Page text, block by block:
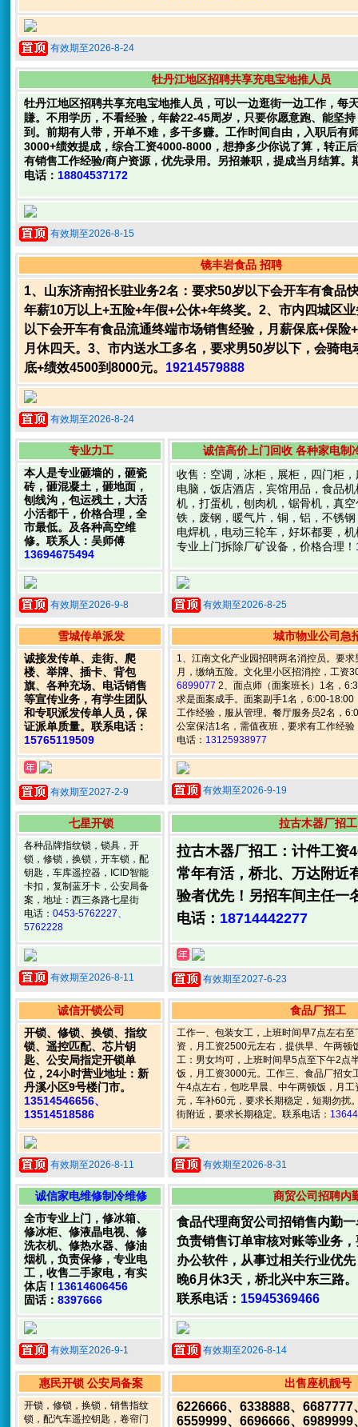
有效期至2026-8-24
牡丹江地区招聘共享充电宝地推人员
牡丹江地区招聘共享充电宝地推人员，可以一边逛街一边工作，每
賺。不用学历，不看经验，年龄22-45周岁，只要你愿意跑、能坚
到。前期有人带，开单不难，多干多赚。工作时间自由，入职后有
3000+绩效提成，综合工资4000-8000，想挣多少你说了算，转正
有销售工作经验/商户资源，优先录用。另招兼职，提成当月结算。
电话： 18804537172
有效期至2026-8-15
镜丰岩食品 招聘
1、山东济南招长驻业务2名：要求50岁以下会开车有食品
年薪10万以上+五险+年假+公休+年终奖。2、市内四城区
以下会开车有食品流通终端市场销售经验，月薪保底+保险
月休四天。3、市内送水工多名，要求男50岁以下，会骑电
底+绩效4500到8000元。 19214579888
有效期至2026-8-24
专业力工
本人是专业砸墙的，砸瓷
砖，砸混凝土，砸地面，
刨线沟，包运残土，大活
小活都干，价格合理，全
市最低。及各种高空维
修。联系人：吴师傅
13694675494
有效期至2026-9-8
诚信高价上门回收 各种家电制
收售：空调，冰柜，展柜，四门柜
电脑，饭店酒店，宾馆用品，食品
机，打蛋机，刨肉机，锯骨机，真
铁，废钢，暖气片，铜，铝，不锈
电焊机，电动三轮车，好坏都要，
专业上门拆除厂矿设备，价格合理！
有效期至2026-8-25
雪城传单派发
诚接发传单、走街、爬
楼、举牌、插卡、背包
旗、各种充场、电话销售
等宣传业务，有学生团队
和专职派发传单人员，保
证派单质量。联系电话：
15765119509
有效期至2027-2-9
城市物业公司急
1、江南文化产业园招聘两名消控员。要
月，缴纳五险。文化里小区招消控，工资
6899077 2、面点师（面案班长）1名，
求是面案成手。面案副手1名，6:00-18:00
工作经验，服从管理。餐厅服务员2名，
公室保洁1名，需值夜班，要求有工作经
电话： 13125938977
有效期至2026-9-19
七星开锁
各种品牌指纹锁，锁具，开
锁，修锁，换锁，开车锁，配
钥匙，车库遥控器，ICID智能
卡扣，复制蓝牙卡，公安局备
案，地址：西三条路七星街
电话： 0453-5762227、
5762228
有效期至2026-8-11
拉古木器厂招工
拉古木器厂招工：计件工资
常年有活，桥北、万达附近
验者优先！另招车间主任一
电话： 18714442277
有效期至2027-6-23
诚信开锁公司
开锁、修锁、换锁、指纹
锁、遥控匹配、芯片钥
匙、公安局指定开锁单
位，24小时营业地址：新
丹溪小区9号楼门市。
13514546656、
13514518586
有效期至2026-8-11
食品厂招工
工作一、包装女工，上班时间早7点左右
资，月工资2500元左右，提供早、午两顿
工：男女均可，上班时间早5点至下午2点
饭，月工资3000元。工作三、食品厂招女
午4点左右，包吃早晨、中午两顿饭，月
元，车补60元，要求长期稳定，短期勿扰
街附近，要求长期稳定。联系电话：
有效期至2026-8-31
诚信家电维修制冷维修
全市专业上门，修冰箱、
修冰柜、修液晶电视、修
洗衣机、修热水器、修油
烟机，负责保修，专业电
工，收售二手家电，有实
体店！ 13614606456
固话： 8397666
有效期至2026-9-1
商贸公司招聘内
食品代理商贸公司招销售内勤
负责销售订单审核对账等业务
办公软件，从事过相关行业优
晚6月休3天，桥北兴中东三路。
联系电话： 15945369466
有效期至2026-8-14
惠民开锁 公安局备案
开锁，修锁，换锁，销售指纹
锁，配汽车遥控钥匙，卷帘门
出售座机靓号
6226666、6338888、6687777
6559999、6696666、6989999